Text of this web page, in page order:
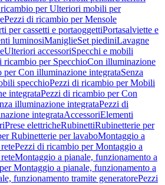
per Ulteriori mobili per
Pezzi di ricambio per Mensole
per cassetti e portaoggettiPortasalviette e
luminosiManiglieSet piediniLavagne
Ulteriori accessoriSpecchi e mobili
ricambio per SpecchioCon illuminazione
per Con illuminazione integrataSenza
specchioPezzi di ricambio per Mobili
integrataPezzi di ricambio per Con
illuminazione integrataPezzi di
integrataAccessoriElementi
Prese elettricheRubinettiRubinetterie per
Rubinetterie per lavaboMontaggio a
Pezzi di ricambio per Montaggio a
Montaggio a pianale, funzionamento a
Montaggio a pianale, funzionamento a
funzionamento tramite generatorePezzi